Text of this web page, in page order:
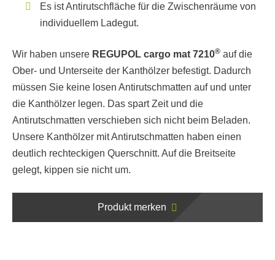
Es ist Antirutschfläche für die Zwischenräume von
individuellem Ladegut.
Wir haben unsere REGUPOL cargo mat 7210® auf die
Ober- und Unterseite der Kanthölzer befestigt. Dadurch
müssen Sie keine losen Antirutschmatten auf und unter
die Kanthölzer legen. Das spart Zeit und die
Antirutschmatten verschieben sich nicht beim Beladen.
Unsere Kanthölzer mit Antirutschmatten haben einen
deutlich rechteckigen Querschnitt. Auf die Breitseite
gelegt, kippen sie nicht um.
Produkt merken